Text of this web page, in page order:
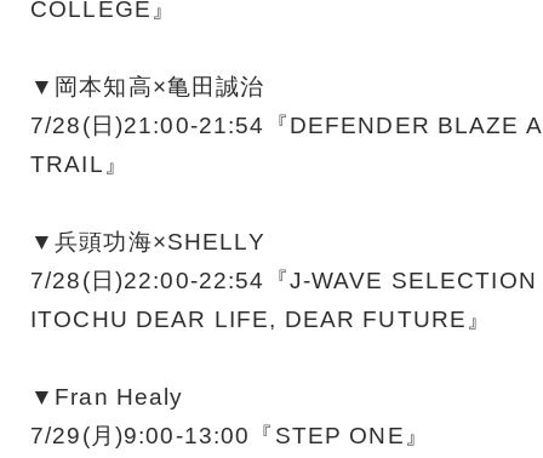
COLLEGE』
▼岡本知高×亀田誠治
7/28(日)21:00-21:54『DEFENDER BLAZE A
TRAIL』
▼兵頭功海×SHELLY
7/28(日)22:00-22:54『J-WAVE SELECTION
ITOCHU DEAR LIFE, DEAR FUTURE』
▼Fran Healy
7/29(月)9:00-13:00『STEP ONE』